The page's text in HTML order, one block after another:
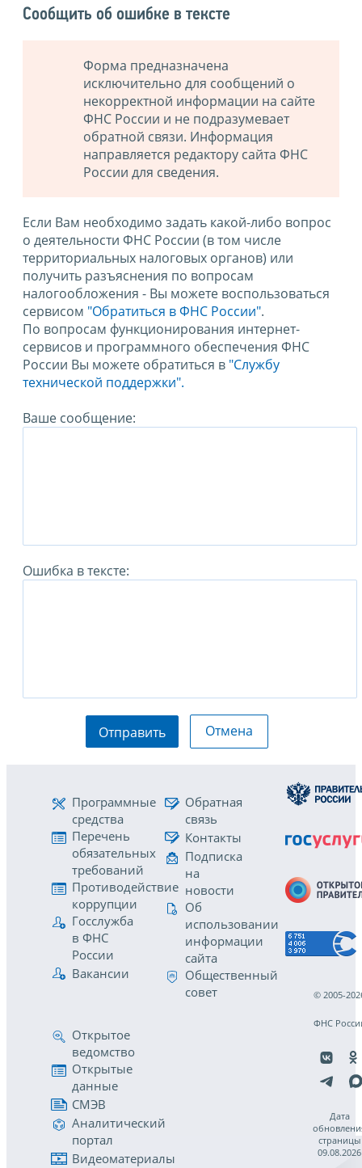
Сообщить об ошибке в тексте
Форма предназначена
исключительно для сообщений о
некорректной информации на сайте
ФНС России и не подразумевает
обратной связи. Информация
направляется редактору сайта ФНС
России для сведения.
Если Вам необходимо задать какой-либо вопрос
о деятельности ФНС России (в том числе
территориальных налоговых органов) или
получить разъяснения по вопросам
налогообложения - Вы можете воспользоваться
сервисом "Обратиться в ФНС России".
По вопросам функционирования интернет-
сервисов и программного обеспечения ФНС
России Вы можете обратиться в "Службу
технической поддержки".
Ваше сообщение:
Ошибка в тексте:
Отправить Отмена
Программные
средства
Перечень
обязательных
требований
Противодействие
коррупции
Госслужба
в ФНС
России
Вакансии
Обратная
связь
Контакты
Подписка
на
новости
Об
использовании
информации
сайта
Общественный
совет
Открытое
ведомство
Открытые
данные
СМЭВ
Аналитический
портал
Видеоматериалы
© 2005-
ФНС
Дата
страницы
09.08.2026